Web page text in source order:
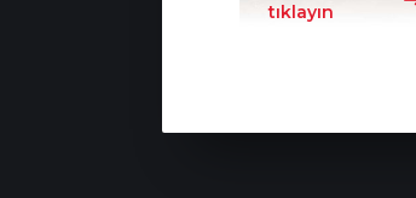
tıklayın